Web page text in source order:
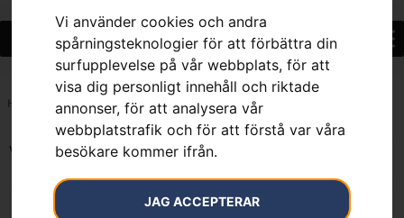
Vi använder cookies och andra
spårningsteknologier för att förbättra din
surfupplevelse på vår webbplats, för att
visa dig personligt innehåll och riktade
annonser, för att analysera vår
webbplatstrafik och för att förstå var våra
besökare kommer ifrån.
JAG ACCEPTERAR
Hem 8.0 kW
Visar alla 2 resultat
KAMPANJ